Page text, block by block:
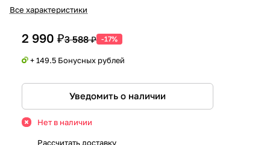
Все характеристики
2 990 ₽3 588 ₽ -17%
+ 149.5 Бонусных рублей
Уведомить о наличии
Нет в наличии
Рассчитать доставку